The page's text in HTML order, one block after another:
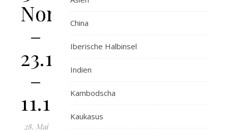
Nordthailand
–
23.10.
–
11.12.09
28. Mai
China
Iberische Halbinsel
Indien
Kambodscha
Kaukasus